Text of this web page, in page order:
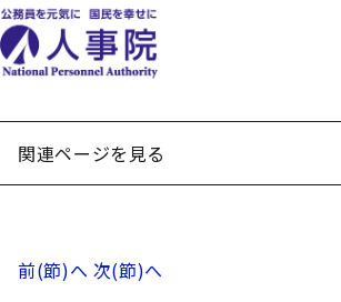
関連ページを見る
前(節)へ 次(節)へ